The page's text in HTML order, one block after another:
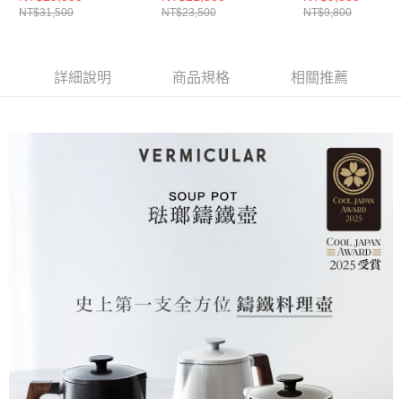
鑄鐵鍋(海鹽白)
NT$31,500
瑯電子鑄鐵鍋(海鹽白)
NT$23,500 NT$9,800
詳細說明 商品規格 相關推薦